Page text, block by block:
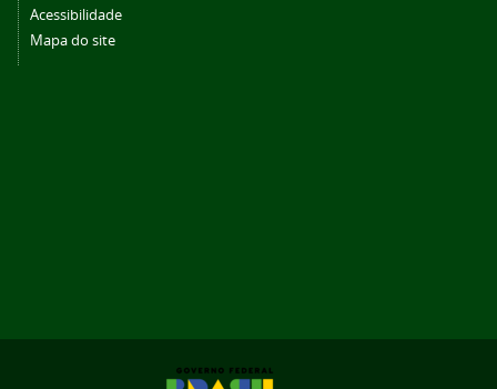
Acessibilidade
Mapa do site